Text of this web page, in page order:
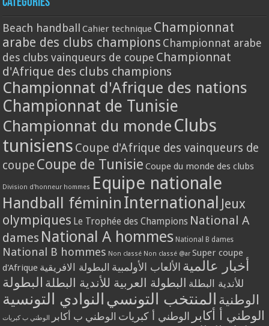
Beach handball Cahier technique Championnat
arabe des clubs champions Championnat arabe
des clubs vainqueurs de coupe Championnat
d'Afrique des clubs champions
Championnat d'Afrique des nations
Championnat de Tunisie
Championnat du monde Clubs
tunisiens Coupe d'Afrique des vainqueurs de
coupe Coupe de Tunisie Coupe du monde des clubs
Division d'honneur hommes Equipe nationale
Handball féminin International Jeux
olympiques Le Trophée des Champions National A
dames National A hommes National B dames
National B hommes Non classé Non classé @ar Super coupe
d'Afrique
أخبار عالمية الألعاب الأولمبية البطولة الافريقية
للأندية البطلة البطولة العربية للأندية البطلة البطولة
الوطنية المنتخب التونسي النوادي التونسية
الوطني أ أكابر الوطني أ كبريات الوطني ب أكابر الوطني ب كبريات